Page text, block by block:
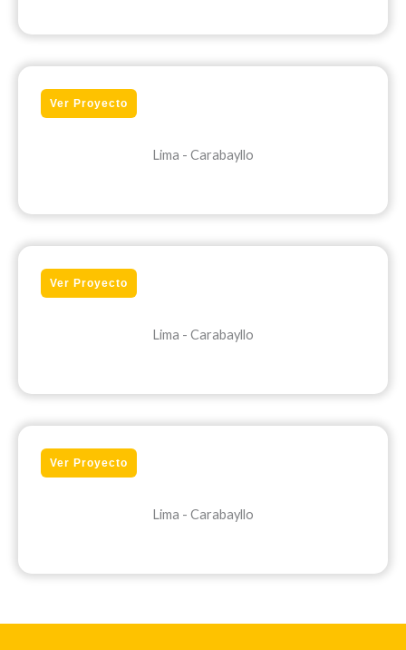
Ver Proyecto
Lima - Carabayllo
Ver Proyecto
Lima - Carabayllo
Ver Proyecto
Lima - Carabayllo